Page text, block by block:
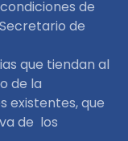
de
de
que tiendan al
de la
existentes, que
de los